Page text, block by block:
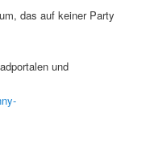
das auf keiner Party
und